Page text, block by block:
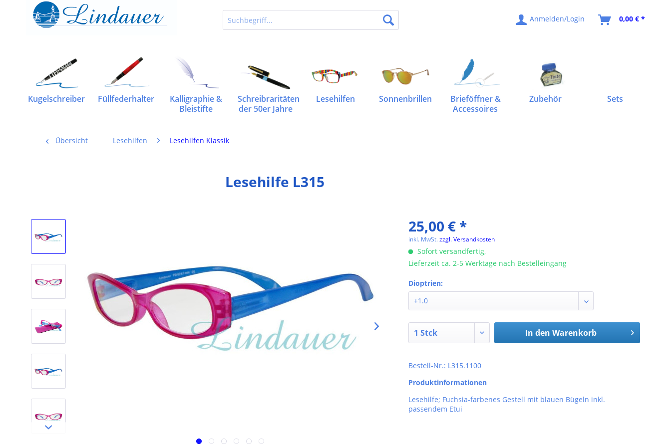
Anmelden/Login 0,00 € *
Kugelschreiber Füllfederhalter
Kalligraphie &
Bleistifte
Schreibraritäten
der 50er Jahre
Lesehilfen Sonnenbrillen
Brieföffner &
Accessoires
Zubehör Sets
Übersicht Lesehilfen Lesehilfen Klassik
Lesehilfe L315
25,00 € *
inkl. MwSt.zzgl. Versandkosten
Sofort versandfertig,
Lieferzeit ca. 2-5 Werktage nach Bestelleingang
Dioptrien:
In den Warenkorb
Bestell-Nr.: L315.1100
Produktinformationen
Lesehilfe; Fuchsia-farbenes Gestell mit blauen Bügeln inkl.
passendem Etui